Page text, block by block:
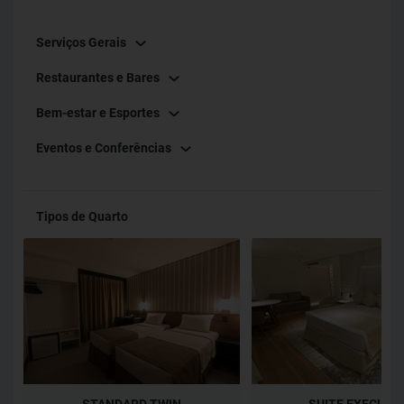
A 2 minutos do centro econômico da cidade, o WA Hotel é a
Serviços Gerais
Restaurantes e Bares
Bem-estar e Esportes
Eventos e Conferências
Tipos de Quarto